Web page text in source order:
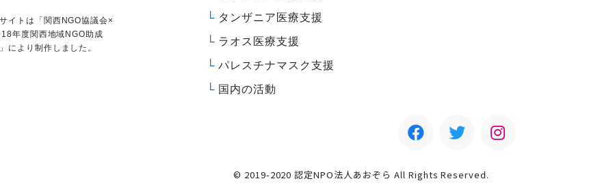
イトは
「関西NGO協議会×
年度関西地域NGO助成
により制作しました。
タンザニア医療支援
ラオス医療支援
パレスチナマスク支援
国内の活動
© 2019-2020 認定NPO法人あおぞら All Rights Reserved.